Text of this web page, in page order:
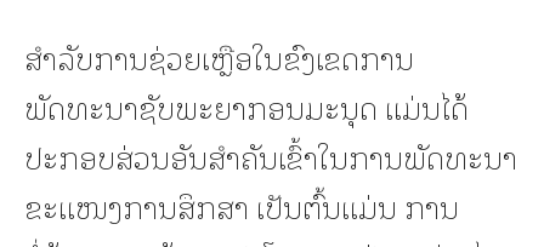
ສໍາລັບການຊ່ວຍເຫຼືອໃນຂົງເຂດການ
ພັດທະນາຊັບພະຍາກອນມະນຸດ ແມ່ນໄດ້
ປະກອບສ່ວນອັນສໍາຄັນເຂົ້າໃນການພັດທະນາ
ຂະແໜງການສຶກສາ ເປັນຕົ້ນແມ່ນ ການ